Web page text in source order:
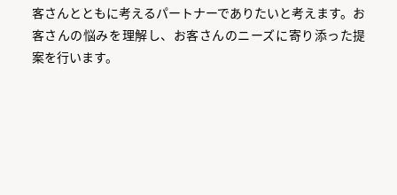
客さんとともに考えるパートナーでありたいと考えます。お
客さんの悩みを理解し、お客さんのニーズに寄り添った提
案を行います。